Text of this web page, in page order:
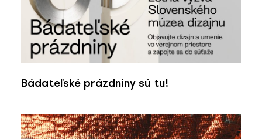
Bádateľské prázdniny sú tu!